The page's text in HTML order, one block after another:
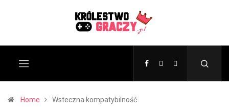
Home Wsteczna kompatybilność